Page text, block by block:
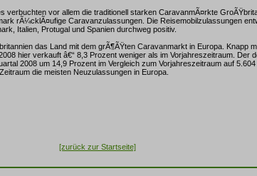
verbuchten vor allem die traditionell starken CaravanmÃ¤rkte
rÃ¼cklÃ¤ufige Caravanzulassungen. Die Reisemobilzulassungen
Italien, Protugal und Spanien durchweg positiv.
das Land mit dem grÃ¶ÃŸten Caravanmarkt in Europa. Knapp
hier verkauft â€“ 8,3 Prozent weniger als im Vorjahreszeitraum. Der
2008 um 14,9 Prozent im Vergleich zum Vorjahreszeitraum auf
die meisten Neuzulassungen in Europa.
[zurück zur Startseite]